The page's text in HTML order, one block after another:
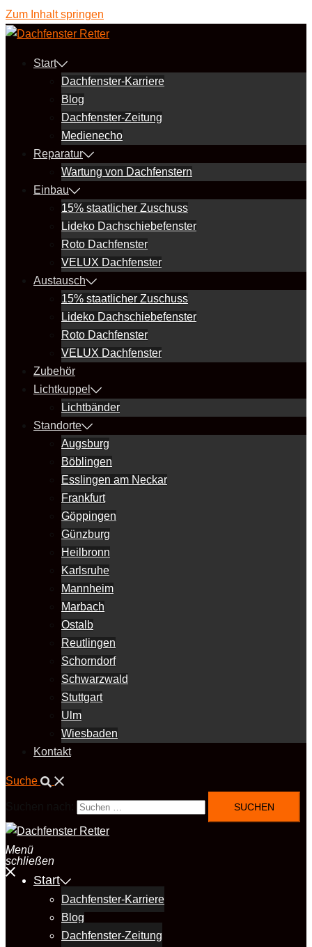
Zum Inhalt springen
Start
Dachfenster-Karriere
Blog
Dachfenster-Zeitung
Medienecho
Reparatur
Wartung von Dachfenstern
Einbau
15% staatlicher Zuschuss
Lideko Dachschiebefenster
Roto Dachfenster
VELUX Dachfenster
Austausch
15% staatlicher Zuschuss
Lideko Dachschiebefenster
Roto Dachfenster
VELUX Dachfenster
Zubehör
Lichtkuppel
Lichtbänder
Standorte
Augsburg
Böblingen
Esslingen am Neckar
Frankfurt
Göppingen
Günzburg
Heilbronn
Karlsruhe
Mannheim
Marbach
Ostalb
Reutlingen
Schorndorf
Schwarzwald
Stuttgart
Ulm
Wiesbaden
Kontakt
Suche
Menü
schließen
Start
Dachfenster-Karriere
Blog
Dachfenster-Zeitung